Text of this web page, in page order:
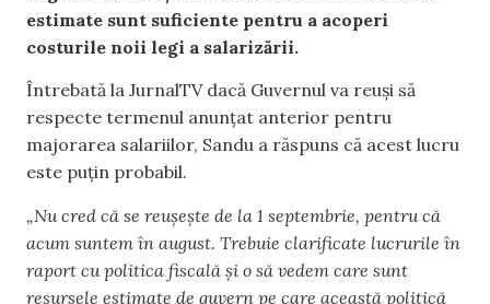
estimate sunt suficiente pentru a acoperi
costurile noii legi a salarizării.
Întrebată la JurnalTV dacă Guvernul va reuși să
respecte termenul anunțat anterior pentru
majorarea salariilor, Sandu a răspuns că acest lucru
este puțin probabil.
„Nu cred că se reușește de la 1 septembrie, pentru că
acum suntem în august. Trebuie clarificate lucrurile în
raport cu politica fiscală și o să vedem care sunt
resursele estimate de guvern pe care această politică